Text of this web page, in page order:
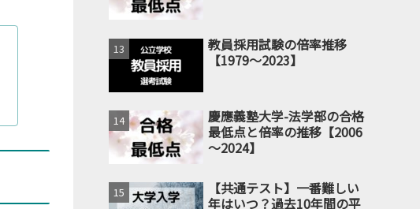
教員採用試験の倍率推移
【1979～2023】
慶應義塾大学-法学部の合格
最低点と倍率の推移【2006
～2024】
【共通テスト】一番難しい
年はいつ？過去10年間の平